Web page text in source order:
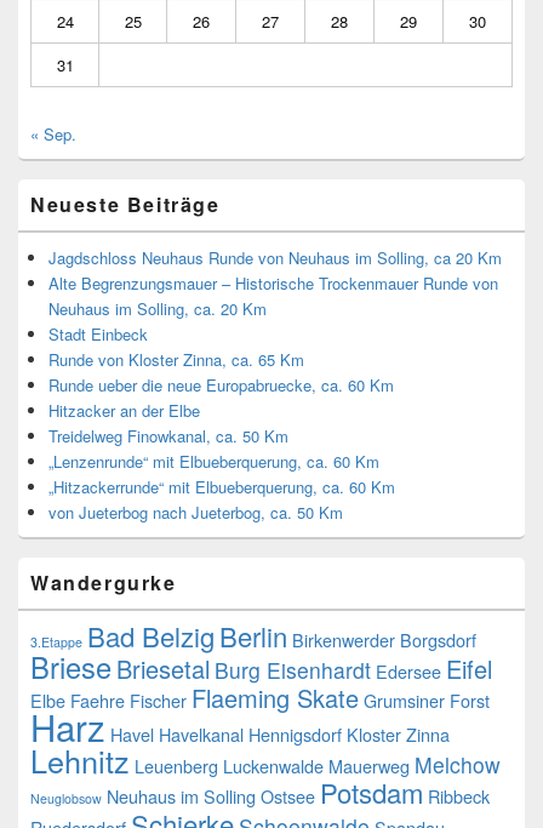
24
25 26 27 28 29
30
31
« Sep.
Neueste Beiträge
Jagdschloss Neuhaus Runde von Neuhaus im Solling, ca 20 Km
Alte Begrenzungsmauer – Historische Trockenmauer Runde von
Neuhaus im Solling, ca. 20 Km
Stadt Einbeck
Runde von Kloster Zinna, ca. 65 Km
Runde ueber die neue Europabruecke, ca. 60 Km
Hitzacker an der Elbe
Treidelweg Finowkanal, ca. 50 Km
„Lenzenrunde“ mit Elbueberquerung, ca. 60 Km
„Hitzackerrunde“ mit Elbueberquerung, ca. 60 Km
von Jueterbog nach Jueterbog, ca. 50 Km
Wandergurke
3.Etappe Bad BelzigBerlin Birkenwerder Borgsdorf
BrieseBriesetal Burg Eisenhardt Edersee Eifel
Elbe Faehre Fischer Flaeming SkateGrumsiner Forst
Harz Havel Havelkanal Hennigsdorf Kloster Zinna
Lehnitz Leuenberg Luckenwalde Mauerweg Melchow
Neuglobsow Neuhaus im Solling Ostsee Potsdam Ribbeck